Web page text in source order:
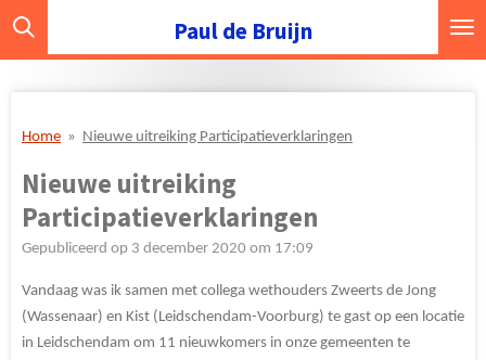
Ga
hoofdinhoud
Paul de Bruijn
Home » Nieuwe uitreiking Participatieverklaringen
Nieuwe uitreiking
Participatieverklaringen
Gepubliceerd op 3 december 2020 om 17:09
Vandaag was ik samen met collega wethouders Zweerts de Jong
(Wassenaar) en Kist (Leidschendam-Voorburg) te gast op een locatie
in Leidschendam om 11 nieuwkomers in onze gemeenten te